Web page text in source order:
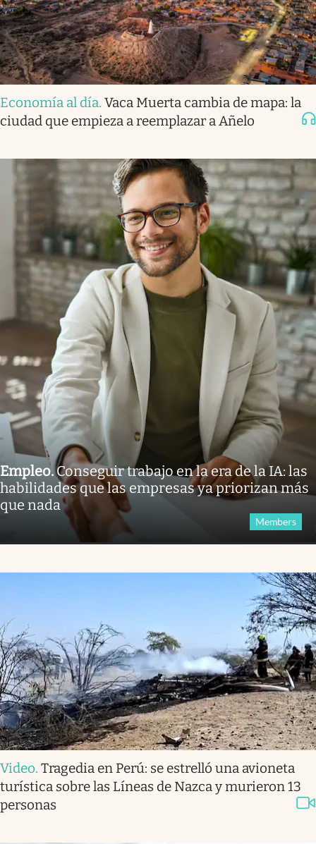
Economía al día. Vaca Muerta cambia de mapa: la
ciudad que empieza a reemplazar a Añelo
Empleo.Conseguir trabajo en la era de la IA: las
habilidades que las empresas ya priorizan más
que nada
Members
Video. Tragedia en Perú: se estrelló una avioneta
turística sobre las Líneas de Nazca y murieron 13
personas